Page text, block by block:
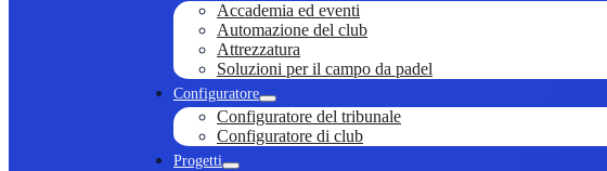
Accademia ed eventi
Automazione del club
Attrezzatura
Soluzioni per il campo da padel
Configuratore
Configuratore del tribunale
Configuratore di club
Progetti